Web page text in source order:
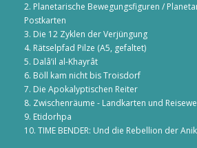
Planetarische Bewegungsfiguren /
Postkarten
Die 12 Zyklen der Verjüngung
Rätselpfad Pilze (A5, gefaltet)
Dalâ’il al-Khayrât
Böll kam nicht bis Troisdorf
Die Apokalyptischen Reiter
Zwischenräume - Landkarten und
Etidorhpa
TIME BENDER: Und die Rebellion der